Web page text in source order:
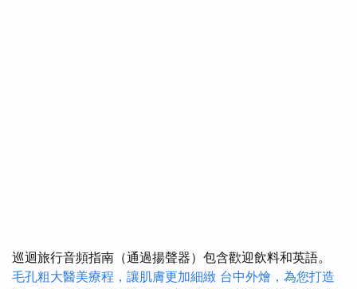
巡迴旅行音頻指南（通過揚聲器）包含歡迎飲料和英語。
毛孔粗大醫美療程，讓肌膚更加細緻 台中外燴，為您打造